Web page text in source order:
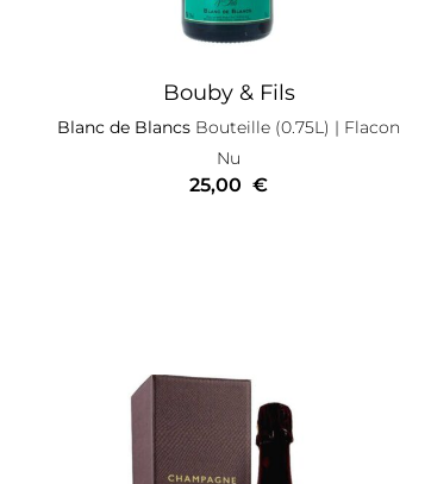
Bouby & Fils
Blanc de Blancs Bouteille (0.75L) | Flacon
Nu
25,00 €